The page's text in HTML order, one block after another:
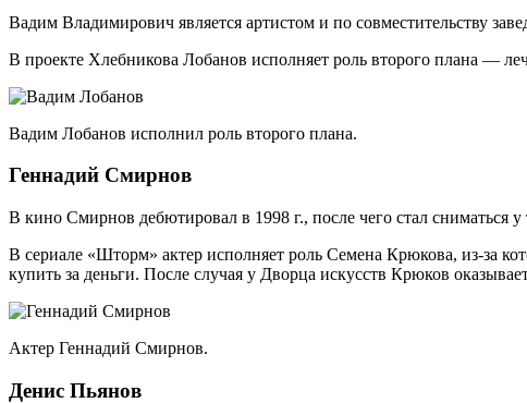
Вадим Владимирович является артистом и по совместительству
В проекте Хлебникова Лобанов исполняет роль второго плана —
Вадим Лобанов исполнил роль второго плана.
Геннадий Смирнов
В кино Смирнов дебютировал в 1998 г., после чего стал
В сериале «Шторм» актер исполняет роль Семена Крюкова, из-за
купить за деньги. После случая у Дворца искусств Крюков
Актер Геннадий Смирнов.
Денис Пьянов